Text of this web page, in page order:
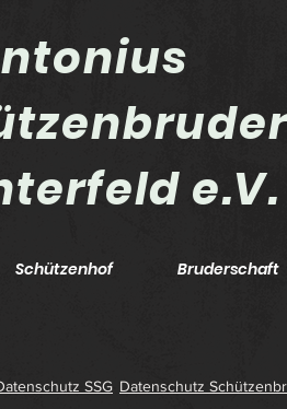
Landesmeisterschaften
e.V.
Schützenhof Bruderschaft
SSG Datenschutz